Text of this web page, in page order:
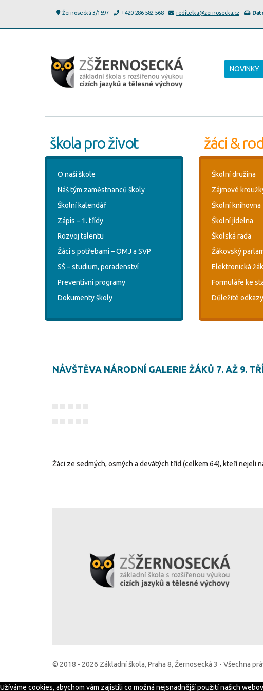
Žernosecká 3/1597 +420 286 582 568 reditelka@zernosecka.cz
NOVINKY
škola pro život
O naší škole
Náš tým zaměstnanců školy
Školní kalendář
Zápis – 1. třídy
Rozvoj talentu
Žáci s potřebami – OMJ a SVP
SŠ – studium, poradenství
Preventivní programy
Dokumenty školy
žáci &
Školní družina
Zájmové
Školní knihovna
Školní jídelna
Školská rada
Žákovský
Elektronická
Formuláře ke
Důležité odkazy
NÁVŠTĚVA NÁRODNÍ GALERIE ŽÁKŮ 7. AŽ 9.
Žáci ze sedmých, osmých a devátých tříd (celkem 64), kteří nejeli
© 2018 - 2026 Základní škola, Praha 8, Žernosecká 3 - Všechna
Užíváme cookies, abychom vám zajistili co možná nejsnadnější použití našich